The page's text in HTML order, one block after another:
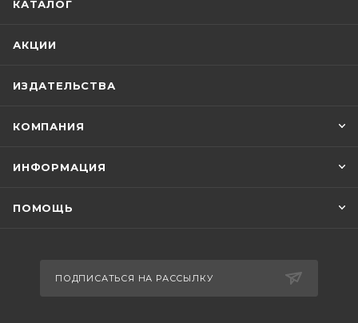
КАТАЛОГ
АКЦИИ
ИЗДАТЕЛЬСТВА
КОМПАНИЯ
ИНФОРМАЦИЯ
ПОМОЩЬ
ПОДПИСАТЬСЯ НА РАССЫЛКУ